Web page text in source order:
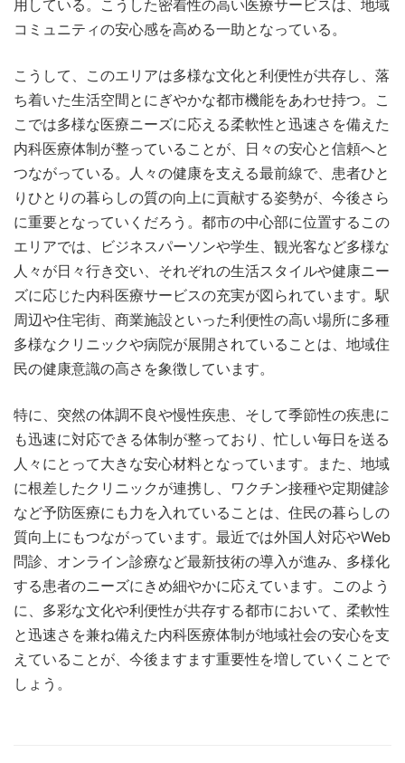
用している。こうした密着性の高い医療サービスは、地域
コミュニティの安心感を高める一助となっている。
こうして、このエリアは多様な文化と利便性が共存し、落
ち着いた生活空間とにぎやかな都市機能をあわせ持つ。こ
こでは多様な医療ニーズに応える柔軟性と迅速さを備えた
内科医療体制が整っていることが、日々の安心と信頼へと
つながっている。人々の健康を支える最前線で、患者ひと
りひとりの暮らしの質の向上に貢献する姿勢が、今後さら
に重要となっていくだろう。都市の中心部に位置するこの
エリアでは、ビジネスパーソンや学生、観光客など多様な
人々が日々行き交い、それぞれの生活スタイルや健康ニー
ズに応じた内科医療サービスの充実が図られています。駅
周辺や住宅街、商業施設といった利便性の高い場所に多種
多様なクリニックや病院が展開されていることは、地域住
民の健康意識の高さを象徴しています。
特に、突然の体調不良や慢性疾患、そして季節性の疾患に
も迅速に対応できる体制が整っており、忙しい毎日を送る
人々にとって大きな安心材料となっています。また、地域
に根差したクリニックが連携し、ワクチン接種や定期健診
など予防医療にも力を入れていることは、住民の暮らしの
質向上にもつながっています。最近では外国人対応やWeb
問診、オンライン診療など最新技術の導入が進み、多様化
する患者のニーズにきめ細やかに応えています。このよう
に、多彩な文化や利便性が共存する都市において、柔軟性
と迅速さを兼ね備えた内科医療体制が地域社会の安心を支
えていることが、今後ますます重要性を増していくことで
しょう。